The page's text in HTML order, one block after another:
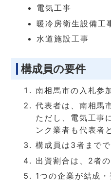
電気工事
暖冷房衛生設備工
水道施設工事
構成員の要件
南相馬市の入札参
代表者は、南相馬
ただし、電気工事
ンク業者も代表者
構成員は3者まで
出資割合は、2者
1つの企業が結成